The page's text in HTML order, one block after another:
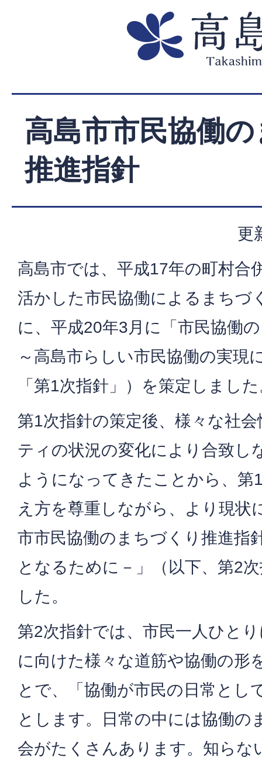
高島市市民協働
推進指針
更
高島市では、平成17年の町村合
活かした市民協働によるまちづ
に、平成20年3月に「市民協働
～高島市らしい市民協働の実現
「第1次指針」）を策定しまし
第1次指針の策定後、様々な社
ティの状況の変化により合致し
ようになってきたことから、第
え方を尊重しながら、より現状
市市民協働のまちづくり推進指
となるために－」（以下、第2
した。
第2次指針では、市民一人ひと
に向けた様々な道筋や協働の形
とで、「協働が市民の日常とし
とします。日常の中には協働の
会がたくさんあります。知らな